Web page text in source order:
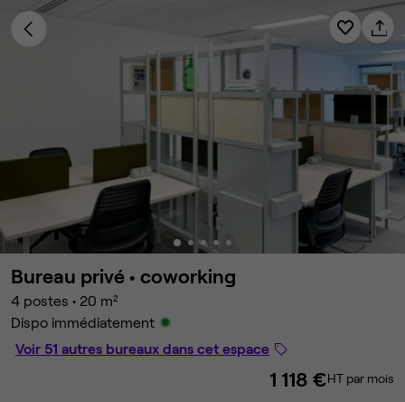
Bureau privé • coworking
4 postes • 20 m²
Dispo immédiatement
Voir 51 autres bureaux dans cet espace
1 118 €HT par mois